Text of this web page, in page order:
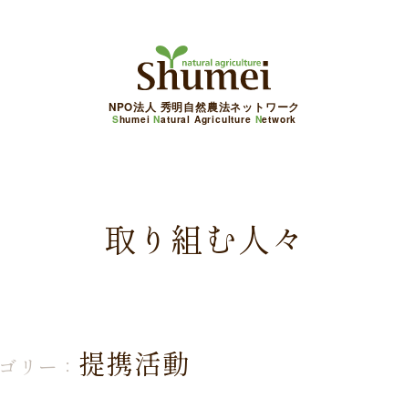
NPO法人 秀明自然農法ネットワーク
ShumeiNatural Agriculture Network
取り組む人々
リー： 提携活動